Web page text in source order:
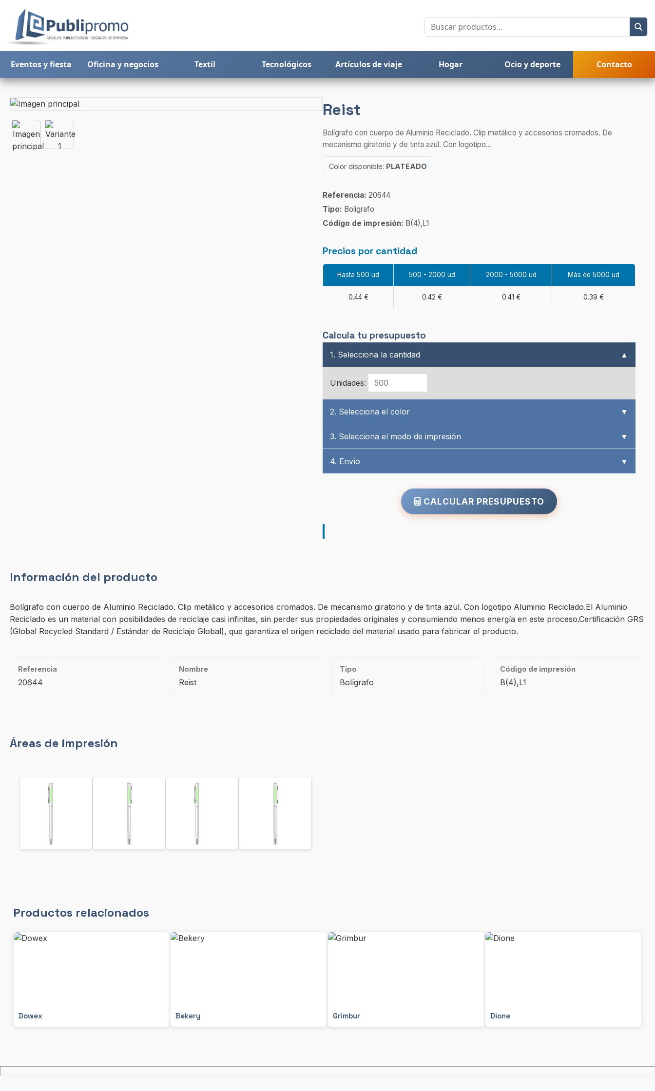
Eventos y fiesta Oficina y negocios Textil Tecnológicos Artículos de viaje Hogar Ocio y deporte Contacto
Reist
Bolígrafo con cuerpo de Aluminio Reciclado. Clip metálico y accesorios cromados. De
mecanismo giratorio y de tinta azul. Con logotipo...
Color disponible: PLATEADO
Referencia: 20644
Tipo: Bolígrafo
Código de impresión: B(4),L1
Precios por cantidad
Hasta 500 ud 500 - 2000 ud 2000 - 5000 ud Más de 5000 ud
0.44 € 0.42 € 0.41 € 0.39 €
Calcula tu presupuesto
1. Selecciona la cantidad ▲
Unidades:
2. Selecciona el color ▼
3. Selecciona el modo de impresión ▼
4. Envío ▼
CALCULAR PRESUPUESTO
Información del producto
Bolígrafo con cuerpo de Aluminio Reciclado. Clip metálico y accesorios cromados. De mecanismo giratorio y de tinta azul. Con logotipo Aluminio Reciclado.El Aluminio
Reciclado es un material con posibilidades de reciclaje casi infinitas, sin perder sus propiedades originales y consumiendo menos energía en este proceso.Certificación GRS
(Global Recycled Standard / Estándar de Reciclaje Global), que garantiza el origen reciclado del material usado para fabricar el producto.
Referencia
20644
Nombre
Reist
Tipo
Bolígrafo
Código de impresión
B(4),L1
Áreas de impresión
Productos relacionados
Dowex Bekery Grimbur Dione